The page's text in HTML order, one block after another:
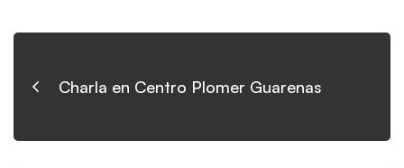
Charla en Centro Plomer Guarenas